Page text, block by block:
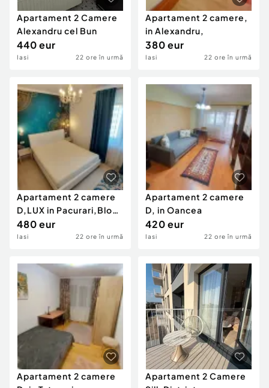
Apartament 2 Camere
Alexandru cel Bun
440 eur
Iasi 22 ore în urmă
Apartament 2 camere,
in Alexandru,
380 eur
Iasi 22 ore în urmă
Apartament 2 camere
D,LUX in Pacurari,Bloc
nou, loc parcare
480 eur
Iasi 22 ore în urmă
Apartament 2 camere
D, in Oancea
420 eur
Iasi 22 ore în urmă
Apartament 2 camere
Apartament 2 Camere